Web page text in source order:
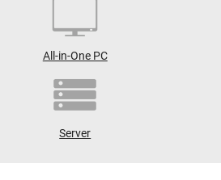
All-in-One PC
Server